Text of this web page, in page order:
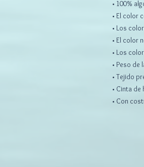
• 100%
• El color
• Los
• El color
• Los
• Peso de
• Tejido
• Cinta
• Con